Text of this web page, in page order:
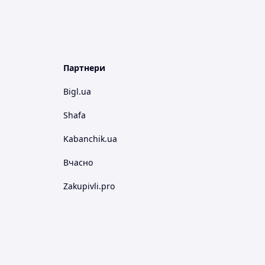
Партнери
Bigl.ua
Shafa
Kabanchik.ua
Вчасно
Zakupivli.pro